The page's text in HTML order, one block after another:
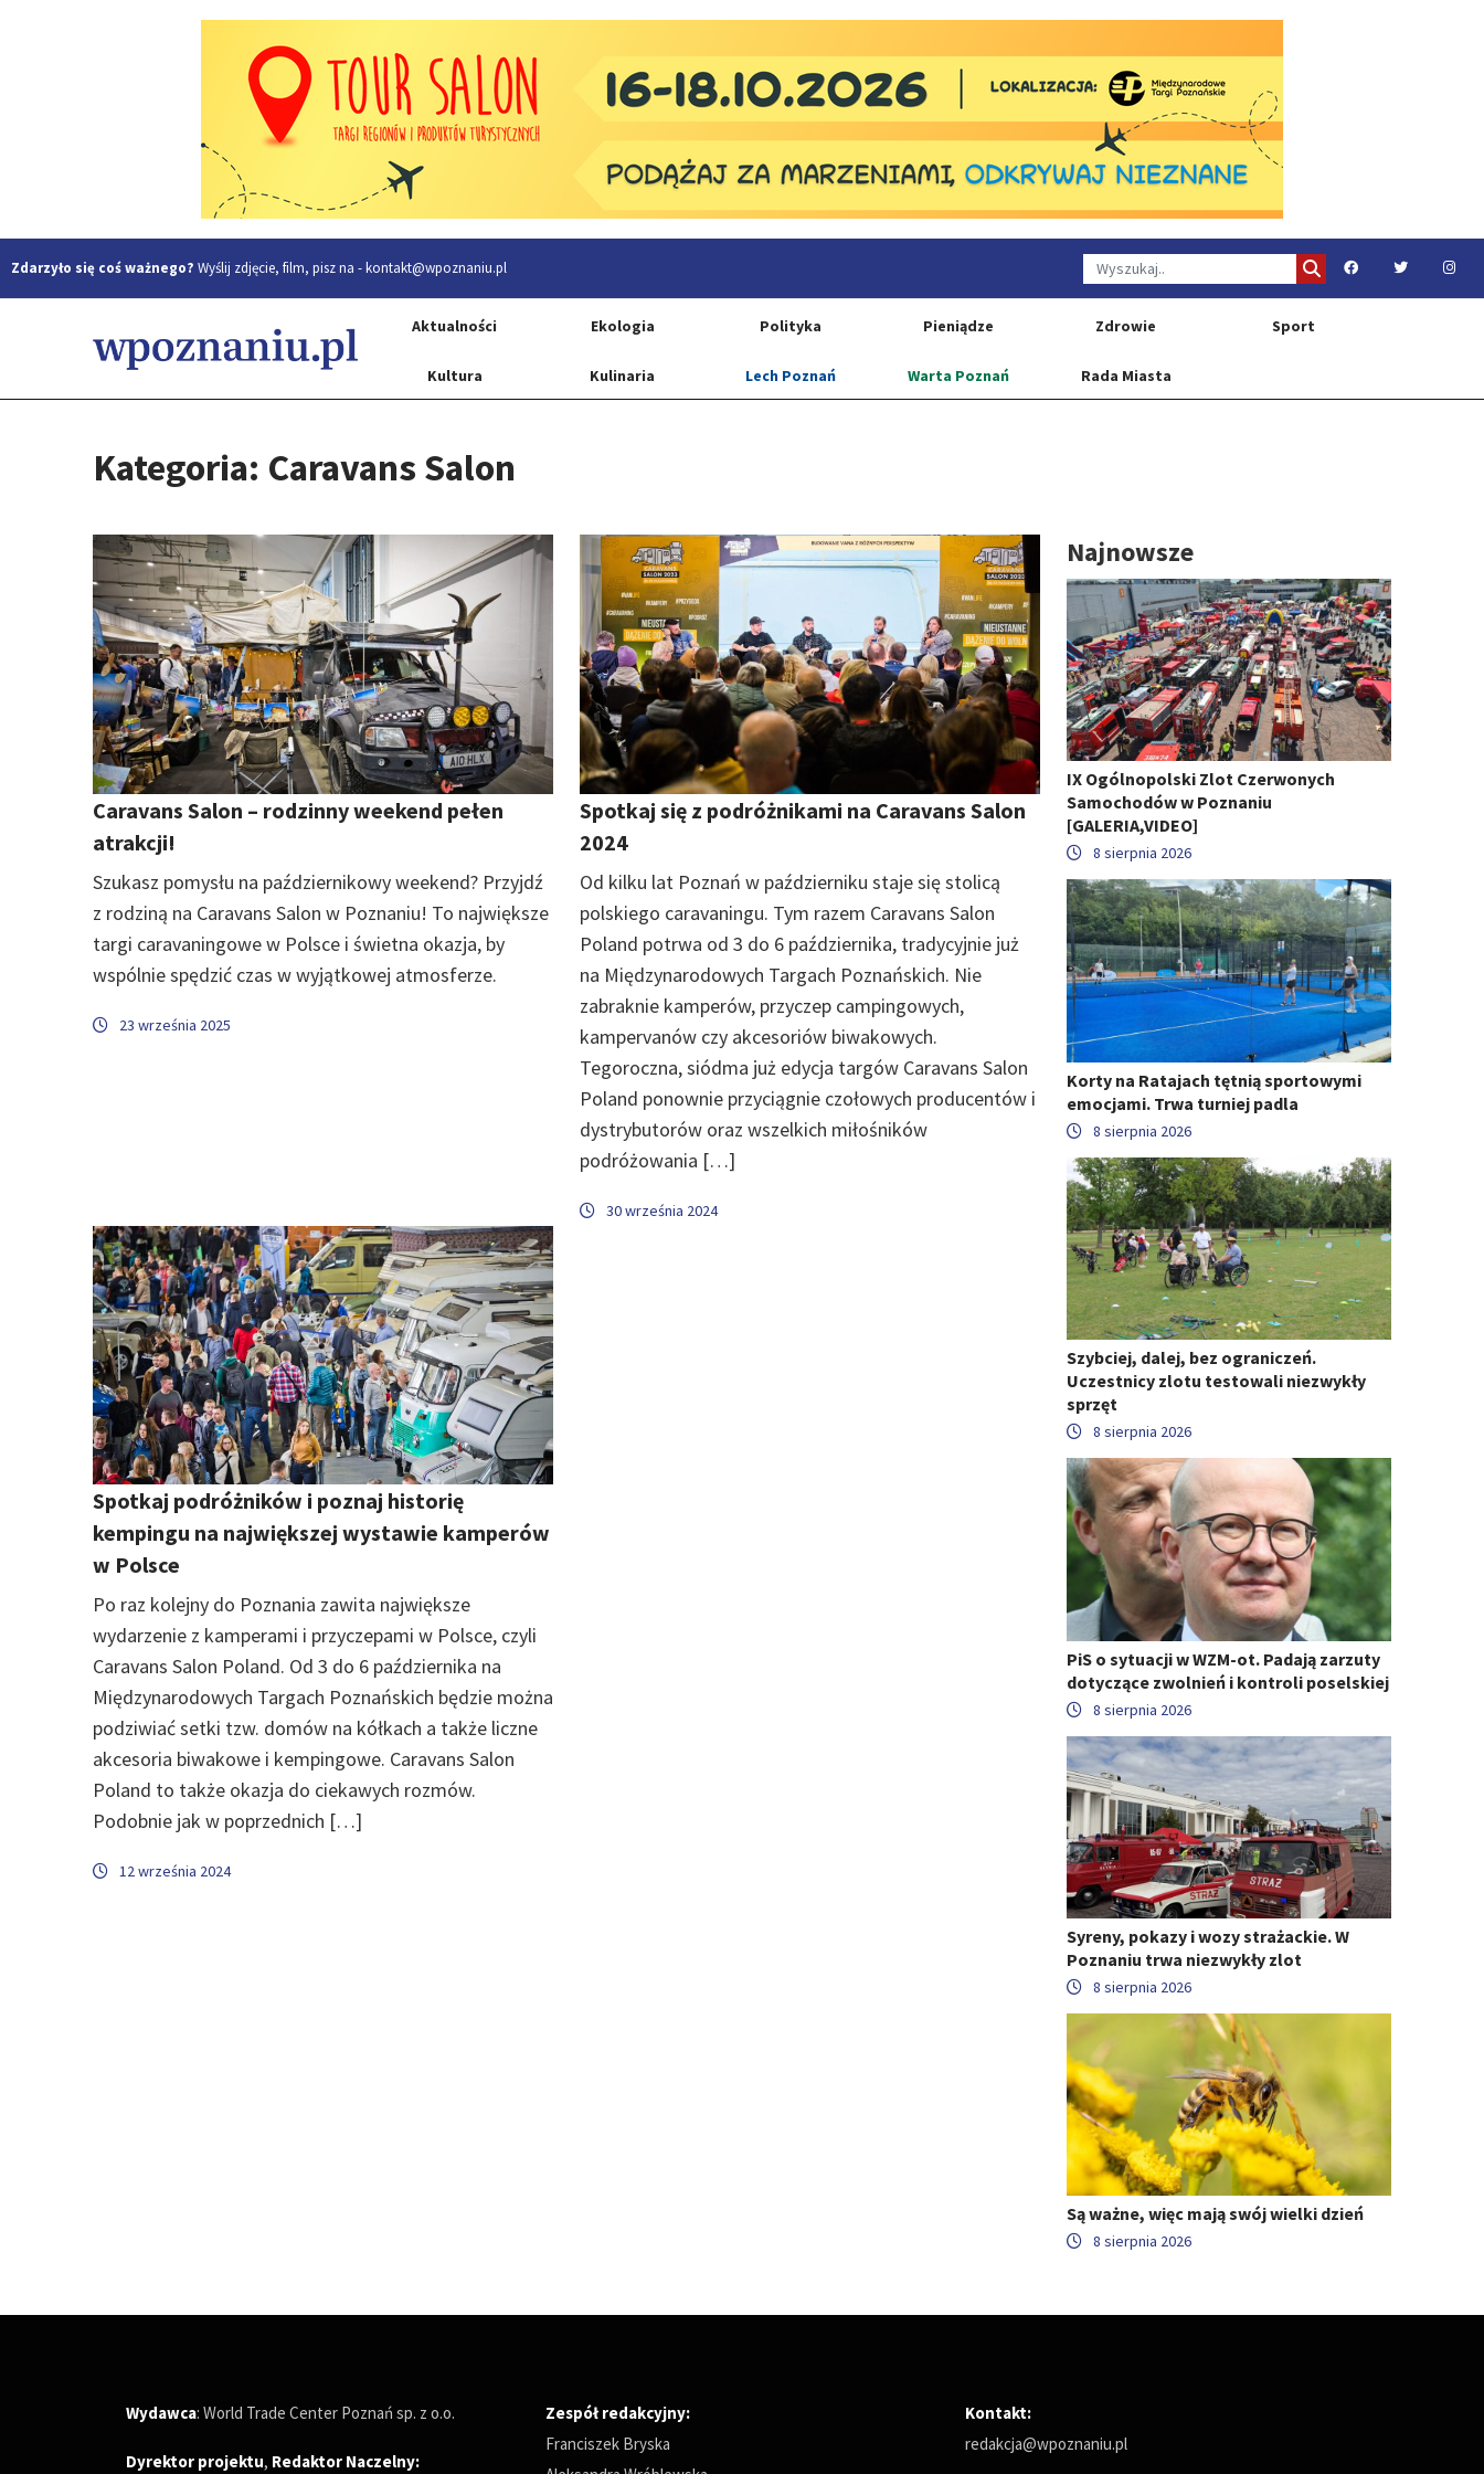
Zdarzyło się coś ważnego? Wyślij zdjęcie, film, pisz na -kontakt@wpoznaniu.pl
Aktualności Ekologia Polityka Pieniądze Zdrowie Sport
Kultura Kulinaria Lech Poznań Warta Poznań Rada Miasta
Kategoria: Caravans Salon
Caravans Salon – rodzinny weekend pełen
atrakcji!
Szukasz pomysłu na październikowy weekend? Przyjdź
z rodziną na Caravans Salon w Poznaniu! To największe
targi caravaningowe w Polsce i świetna okazja, by
wspólnie spędzić czas w wyjątkowej atmosferze.
23 września 2025
Spotkaj się z podróżnikami na Caravans Salon
2024
Od kilku lat Poznań w październiku staje się stolicą
polskiego caravaningu. Tym razem Caravans Salon
Poland potrwa od 3 do 6 października, tradycyjnie już
na Międzynarodowych Targach Poznańskich. Nie
zabraknie kamperów, przyczep campingowych,
kampervanów czy akcesoriów biwakowych.
Tegoroczna, siódma już edycja targów Caravans Salon
Poland ponownie przyciągnie czołowych producentów i
dystrybutorów oraz wszelkich miłośników
podróżowania […]
30 września 2024
Spotkaj podróżników i poznaj historię
kempingu na największej wystawie kamperów
w Polsce
Po raz kolejny do Poznania zawita największe
wydarzenie z kamperami i przyczepami w Polsce, czyli
Caravans Salon Poland. Od 3 do 6 października na
Międzynarodowych Targach Poznańskich będzie można
podziwiać setki tzw. domów na kółkach a także liczne
akcesoria biwakowe i kempingowe. Caravans Salon
Poland to także okazja do ciekawych rozmów.
Podobnie jak w poprzednich […]
12 września 2024
Najnowsze
IX Ogólnopolski Zlot Czerwonych
Samochodów w Poznaniu
[GALERIA,VIDEO]
8 sierpnia 2026
Korty na Ratajach tętnią sportowymi
emocjami. Trwa turniej padla
8 sierpnia 2026
Szybciej, dalej, bez ograniczeń.
Uczestnicy zlotu testowali niezwykły
sprzęt
8 sierpnia 2026
PiS o sytuacji w WZM-ot. Padają zarzuty
dotyczące zwolnień i kontroli poselskiej
8 sierpnia 2026
Syreny, pokazy i wozy strażackie. W
Poznaniu trwa niezwykły zlot
8 sierpnia 2026
Są ważne, więc mają swój wielki dzień
8 sierpnia 2026
Wydawca: World Trade Center Poznań sp. z o.o.
Dyrektor projektu, Redaktor Naczelny:
Zespół redakcyjny:
Franciszek Bryska
Kontakt:
redakcja@wpoznaniu.pl